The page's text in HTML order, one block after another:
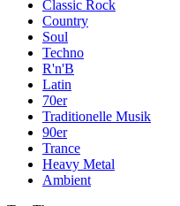
Classic Rock
Country
Soul
Techno
R'n'B
Latin
70er
Traditionelle Musik
90er
Trance
Heavy Metal
Ambient